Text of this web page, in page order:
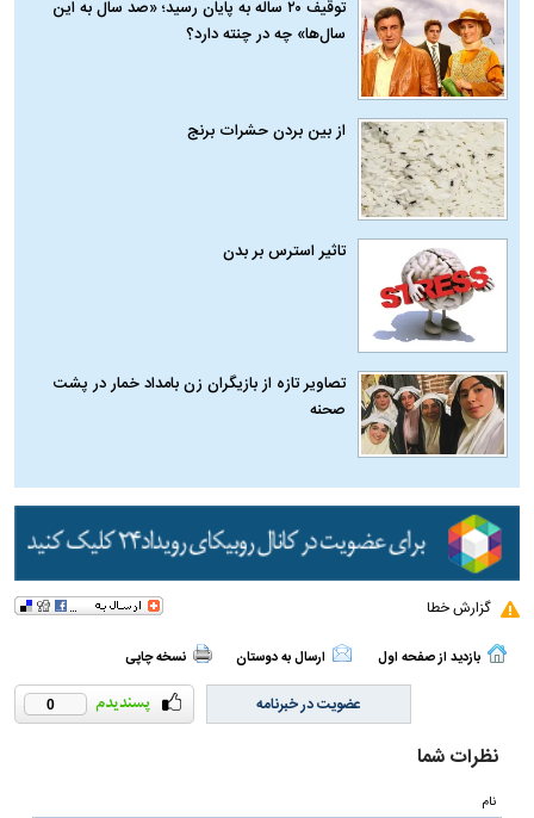
توقیف ۲۰ ساله به پایان رسید؛ «صد سال به این
سال‌ها» چه در چنته دارد؟
از بین بردن حشرات برنج
تاثیر استرس بر بدن
تصاویر تازه از بازیگران زن بامداد خمار در پشت
صحنه
گزارش خطا
بازدید از صفحه اول ارسال به دوستان نسخه چاپی
0 عضویت در خبرنامه
نظرات شما
نام